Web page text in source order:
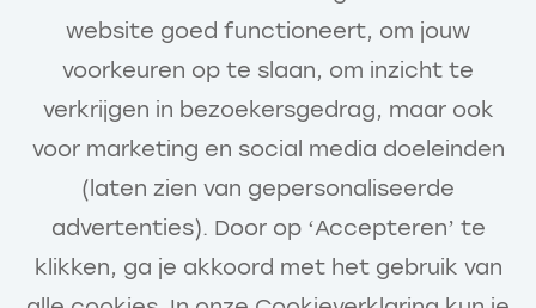
website goed functioneert, om jouw
voorkeuren op te slaan, om inzicht te
verkrijgen in bezoekersgedrag, maar ook
voor marketing en social media doeleinden
(laten zien van gepersonaliseerde
advertenties). Door op ‘Accepteren’ te
klikken, ga je akkoord met het gebruik van
Achternaam
ontwikkeling.
Ontvang vacatures